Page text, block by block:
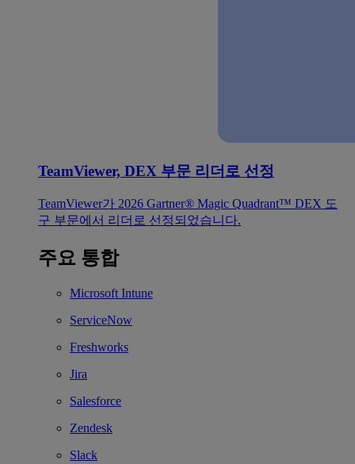
TeamViewer, DEX 부문 리더로 선정
TeamViewer가 2026 Gartner® Magic Quadrant™ DEX 도
구 부문에서 리더로 선정되었습니다.
주요 통합
Microsoft Intune
ServiceNow
Freshworks
Jira
Salesforce
Zendesk
Slack